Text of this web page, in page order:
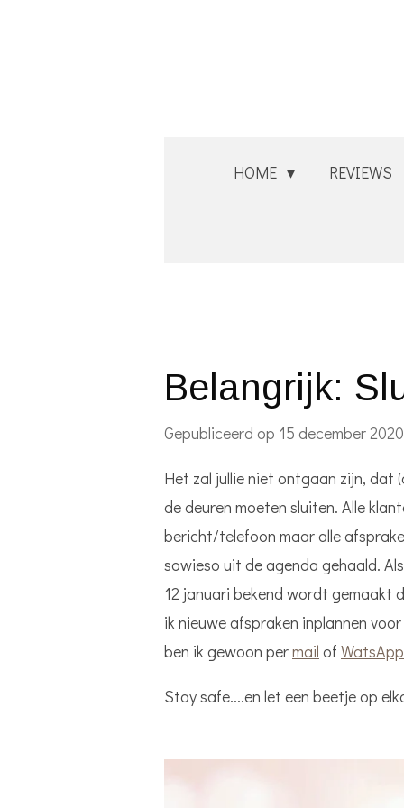
HOME REVIEWS
Belangrijk:
Gepubliceerd op 15 december
Het zal jullie niet ontgaan zijn, dat
de deuren moeten sluiten. Alle
bericht/telefoon maar alle
sowieso uit de agenda gehaald.
12 januari bekend wordt gemaakt
ik nieuwe afspraken inplannen
ben ik gewoon permail of WatsApp
Stay safe....en let een beetje op